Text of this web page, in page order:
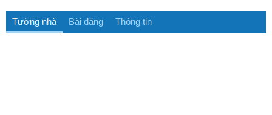
Tường nhà Bài đăng Thông tin